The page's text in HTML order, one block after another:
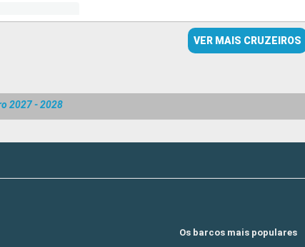
VER MAIS CRUZEIROS
2027 - 2028
Os barcos mais populares